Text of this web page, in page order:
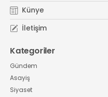
Künye
İletişim
Kategoriler
Gündem
Asayiş
Siyaset